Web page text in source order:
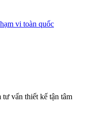
vi toàn quốc
vấn thiết kế tận tâm